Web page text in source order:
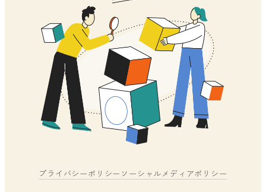
プライバシーポリシー ソーシャルメディアポリシー